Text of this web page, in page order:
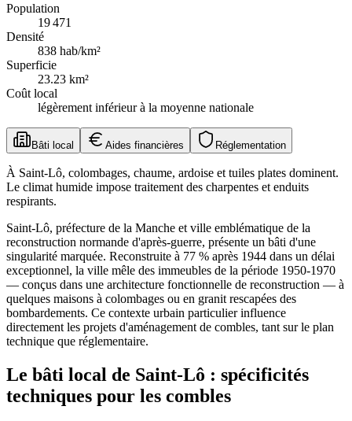
Population
19 471
Densité
838 hab/km²
Superficie
23.23 km²
Coût local
légèrement inférieur à la moyenne nationale
Bâti local Aides financières Réglementation
À Saint-Lô, colombages, chaume, ardoise et tuiles plates dominent.
Le climat humide impose traitement des charpentes et enduits
respirants.
Saint-Lô, préfecture de la Manche et ville emblématique de la
reconstruction normande d'après-guerre, présente un bâti d'une
singularité marquée. Reconstruite à 77 % après 1944 dans un délai
exceptionnel, la ville mêle des immeubles de la période 1950-1970
— conçus dans une architecture fonctionnelle de reconstruction — à
quelques maisons à colombages ou en granit rescapées des
bombardements. Ce contexte urbain particulier influence
directement les projets d'aménagement de combles, tant sur le plan
technique que réglementaire.
Le bâti local de Saint-Lô : spécificités
techniques pour les combles